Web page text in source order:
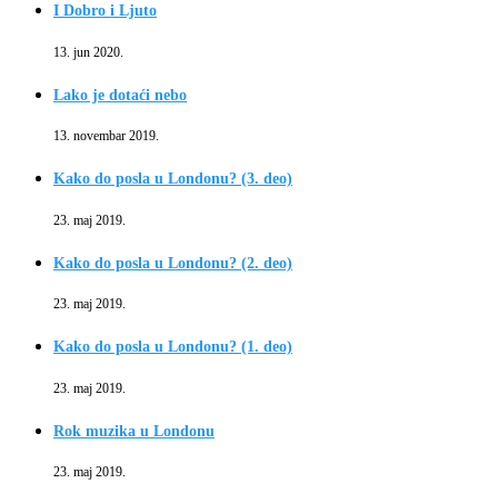
I Dobro i Ljuto
13. jun 2020.
Lako je dotaći nebo
13. novembar 2019.
Kako do posla u Londonu? (3. deo)
23. maj 2019.
Kako do posla u Londonu? (2. deo)
23. maj 2019.
Kako do posla u Londonu? (1. deo)
23. maj 2019.
Rok muzika u Londonu
23. maj 2019.